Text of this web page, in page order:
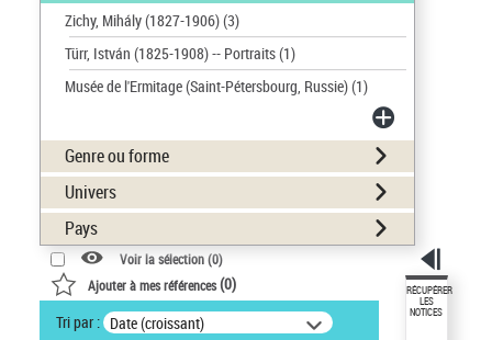
Zichy, Mihály (1827-1906)(3)
Türr, István (1825-1908) -- Portraits(1)
Musée de l'Ermitage (Saint-Pétersbourg, Russie)(1)
Genre ou forme
Univers
Pays
Voir la sélection (0)
Ajouter à mes références(0)
Tri par : Date (croissant)
RÉCUPÉRER
LES
NOTICES